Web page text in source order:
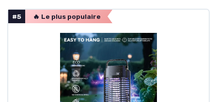
#5 🔥 Le plus populaire